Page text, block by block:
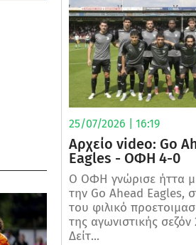
25/07/2026 | 16:19
Αρχείο video: Go
Eagles - ΟΦΗ 4-0
Ο ΟΦΗ γνώρισε ήττα
την Go Ahead Eagles,
του φιλικό
της αγωνιστικής σεζόν
Δείτ...